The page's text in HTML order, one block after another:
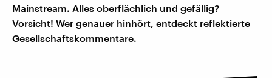
Mainstream. Alles oberflächlich und gefällig?
Vorsicht! Wer genauer hinhört, entdeckt reflektierte
Gesellschaftskommentare.